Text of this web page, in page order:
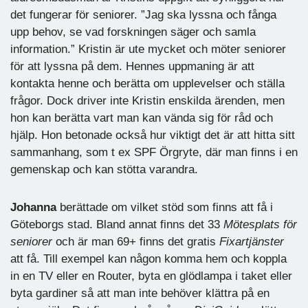
det fungerar för seniorer. ”Jag ska lyssna och fånga
upp behov, se vad forskningen säger och samla
information.” Kristin är ute mycket och möter seniorer
för att lyssna på dem. Hennes uppmaning är att
kontakta henne och berätta om upplevelser och ställa
frågor. Dock driver inte Kristin enskilda ärenden, men
hon kan berätta vart man kan vända sig för råd och
hjälp. Hon betonade också hur viktigt det är att hitta sitt
sammanhang, som t ex SPF Örgryte, där man finns i en
gemenskap och kan stötta varandra.
Johannaberättade om vilket stöd som finns att få i
Göteborgs stad. Bland annat finns det 33 Mötesplats för
senioreroch är man 69+ finns det gratis Fixartjänster
att få. Till exempel kan någon komma hem och koppla
in en TV eller en Router, byta en glödlampa i taket eller
byta gardiner så att man inte behöver klättra på en